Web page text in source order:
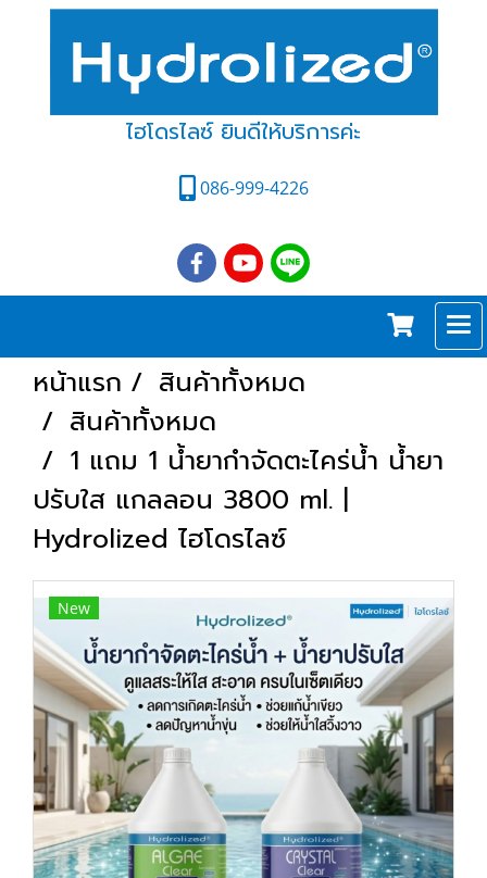
ไฮโดรไลซ์ ยินดีให้บริการค่ะ
086-999-4226
หน้าแรก
สินค้าทั้งหมด
สินค้าทั้งหมด
1 แถม 1 น้ำยากำจัดตะไคร่น้ำ น้ำยา
ปรับใส แกลลอน 3800 ml. |
Hydrolized ไฮโดรไลซ์
New